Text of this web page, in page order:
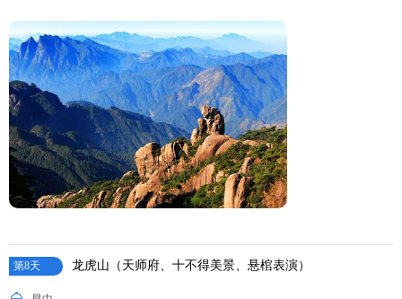
第8天 龙虎山（天师府、十不得美景、悬棺表演）